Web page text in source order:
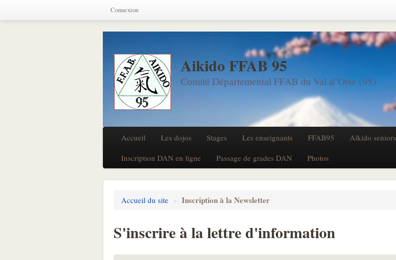
Aikido FFAB 95
Comité Départemental FFAB du Val d’Oise (95)
Accueil Les dojos Stages Les enseignants FFAB95 Aïkido seniors
Inscription DAN en ligne
Passage de grades DAN Photos
Accueil du site > Inscription à la Newsletter
S'inscrire à la lettre d'information
Connexion